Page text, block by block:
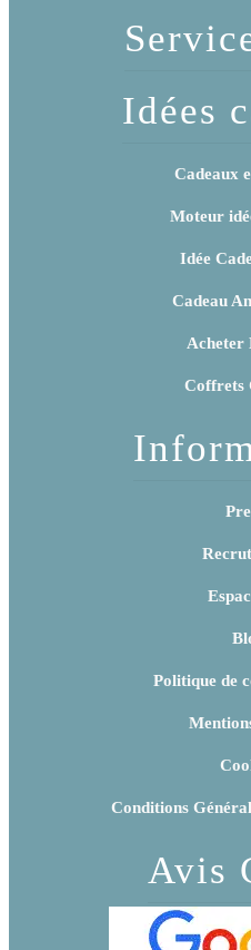
Idées
Cadeaux
Moteur
Idée
Cadeau
Acheter
Coffrets
Politique de
Conditions
Avis